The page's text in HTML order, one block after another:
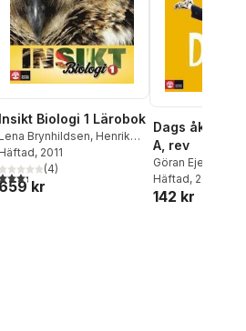
Insikt Biologi 1 Lärobok
Lena Brynhildsen, Henrik
Brändén,Magnus Ehinger
Häftad, 2011
utav 5 stjärnor. Totalt antal röster:
(4)
659 kr
Dags åk 6
A, rev
Göran Ejeman
Frennberg
Häftad, 2009
142 kr